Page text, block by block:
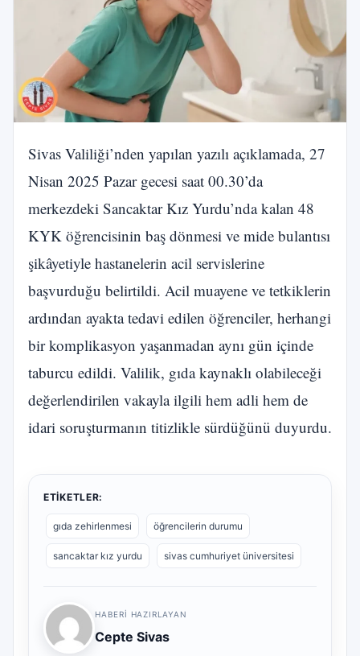
Sivas Valiliği’nden yapılan yazılı açıklamada, 27
Nisan 2025 Pazar gecesi saat 00.30’da
merkezdeki Sancaktar Kız Yurdu’nda kalan 48
KYK öğrencisinin baş dönmesi ve mide bulantısı
şikâyetiyle hastanelerin acil servislerine
başvurduğu belirtildi. Acil muayene ve tetkiklerin
ardından ayakta tedavi edilen öğrenciler, herhangi
bir komplikasyon yaşanmadan aynı gün içinde
taburcu edildi. Valilik, gıda kaynaklı olabileceği
değerlendirilen vakayla ilgili hem adli hem de
idari soruşturmanın titizlikle sürdüğünü duyurdu.
ETIKETLER:
gıda zehirlenmesi öğrencilerin durumu
sancaktar kız yurdu sivas cumhuriyet üniversitesi
HABERI HAZIRLAYAN
Cepte Sivas